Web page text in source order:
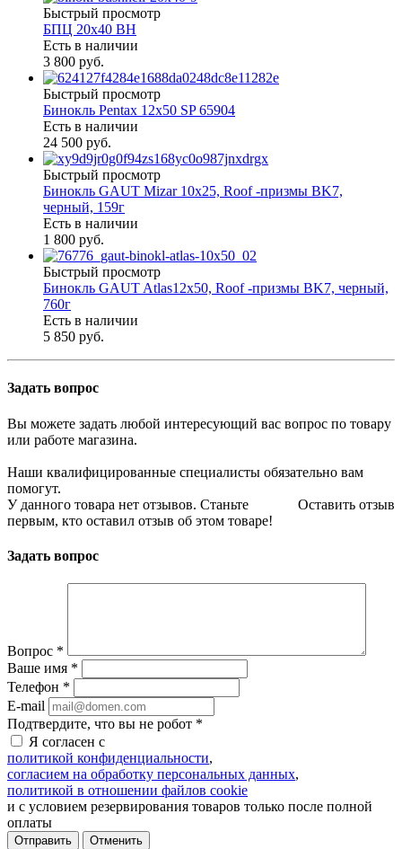
Быстрый просмотр
БПЦ 20х40 BH
Есть в наличии
3 800 руб.
Быстрый просмотр
Бинокль Pentax 12х50 SP 65904
Есть в наличии
24 500 руб.
Быстрый просмотр
Бинокль GAUT Mizar 10x25, Roof -призмы ВK7,
черный, 159г
Есть в наличии
1 800 руб.
Быстрый просмотр
Бинокль GAUT Atlas12x50, Roof -призмы ВK7, черный,
760г
Есть в наличии
5 850 руб.
Задать вопрос
Вы можете задать любой интересующий вас вопрос по товару
или работе магазина.
Наши квалифицированные специалисты обязательно вам
помогут.
Оставить отзыв
У данного товара нет отзывов. Станьте
первым, кто оставил отзыв об этом товаре!
Задать вопрос
Вопрос *
Ваше имя *
Телефон *
E-mail
Подтвердите, что вы не робот *
Я согласен с
политикой конфиденциальности,
согласием на обработку персональных данных,
политикой в отношении файлов cookie
и с условием резервирования товаров только после полной
оплаты
Отменить